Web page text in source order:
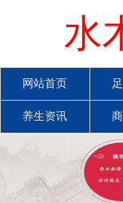
水
网站首页
养生资讯